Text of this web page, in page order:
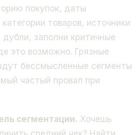
покупок, даты
товаров, источники
дубли, заполни критичные
это возможно. Грязные
бессмысленные сегменты
частый провал при
сегментации. Хочешь